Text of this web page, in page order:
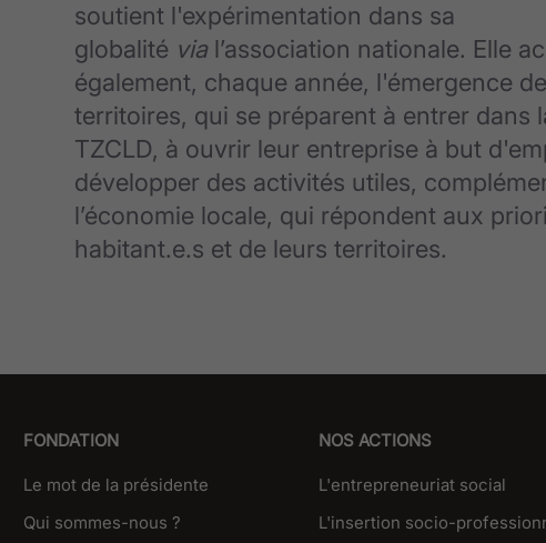
soutient l'expérimentation dans sa
globalité vial’association nationale. Elle
également, chaque année, l'émergence
territoires, qui se préparent à entrer dans
TZCLD, à ouvrir leur entreprise à but
développer des activités utiles,
l’économie locale, qui répondent aux
habitant.e.s et de leurs territoires.
FONDATION
Le mot de la présidente
Qui sommes-nous ?
NOS ACTIONS
L'entrepreneuriat social
L'insertion socio-